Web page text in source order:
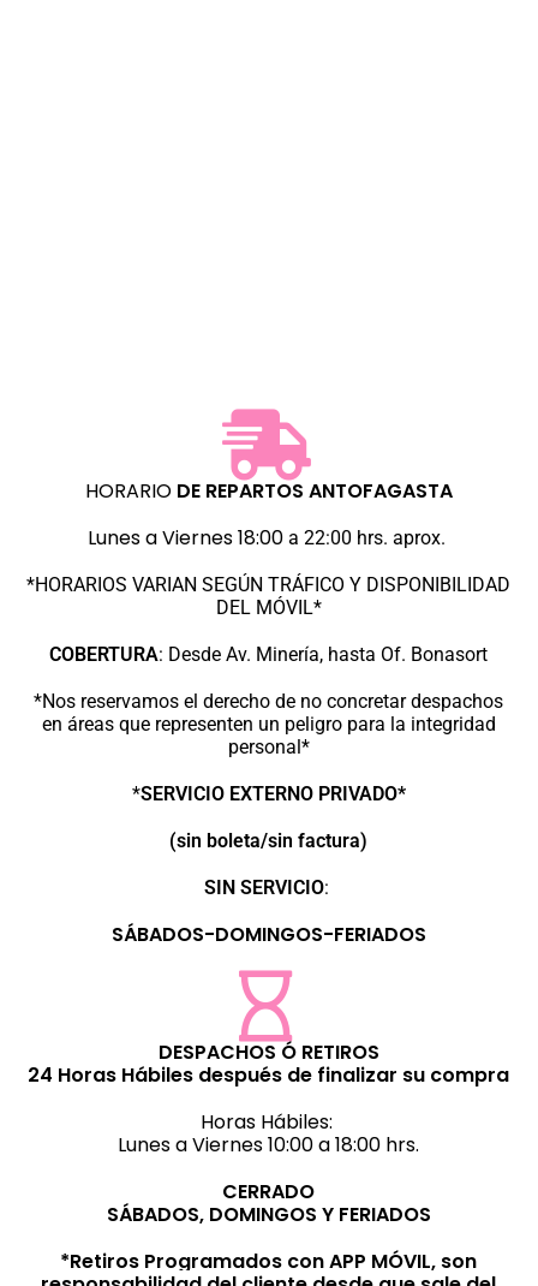
HORARIODE REPARTOS ANTOFAGASTA
Lunes a Viernes 18:00a 22:00 hrs. aprox.
*HORARIOS VARIAN SEGÚN TRÁFICO Y DISPONIBILIDAD
DEL MÓVIL*
COBERTURA: Desde Av. Minería, hasta Of. Bonasort
*Nos reservamos el derecho de no concretar despachos
en áreas que representen un peligro para la integridad
personal*
*SERVICIO EXTERNO PRIVADO*
(sin boleta/sin factura)
SIN SERVICIO:
SÁBADOS-DOMINGOS-FERIADOS
DESPACHOS Ó RETIROS
24 Horas Hábiles después de finalizar su compra
Horas Hábiles:
Lunes a Viernes 10:00 a 18:00 hrs.
CERRADO
SÁBADOS, DOMINGOS Y FERIADOS
*Retiros Programados con APP MÓVIL, son